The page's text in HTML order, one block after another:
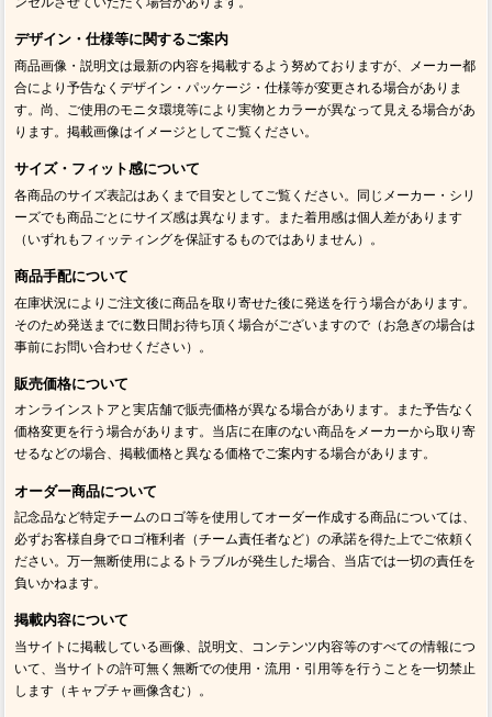
デザイン・仕様等に関するご案内
商品画像・説明文は最新の内容を掲載するよう努めておりますが、メーカー都
合により予告なくデザイン・パッケージ・仕様等が変更される場合がありま
す。尚、ご使用のモニタ環境等により実物とカラーが異なって見える場合があ
ります。掲載画像はイメージとしてご覧ください。
サイズ・フィット感について
各商品のサイズ表記はあくまで目安としてご覧ください。同じメーカー・シリ
ーズでも商品ごとにサイズ感は異なります。また着用感は個人差があります
（いずれもフィッティングを保証するものではありません）。
商品手配について
在庫状況によりご注文後に商品を取り寄せた後に発送を行う場合があります。
そのため発送までに数日間お待ち頂く場合がございますので（お急ぎの場合は
事前にお問い合わせください）。
販売価格について
オンラインストアと実店舗で販売価格が異なる場合があります。また予告なく
価格変更を行う場合があります。当店に在庫のない商品をメーカーから取り寄
せるなどの場合、掲載価格と異なる価格でご案内する場合があります。
オーダー商品について
記念品など特定チームのロゴ等を使用してオーダー作成する商品については、
必ずお客様自身でロゴ権利者（チーム責任者など）の承諾を得た上でご依頼く
ださい。万一無断使用によるトラブルが発生した場合、当店では一切の責任を
負いかねます。
掲載内容について
当サイトに掲載している画像、説明文、コンテンツ内容等のすべての情報につ
いて、当サイトの許可無く無断での使用・流用・引用等を行うことを一切禁止
します（キャプチャ画像含む）。